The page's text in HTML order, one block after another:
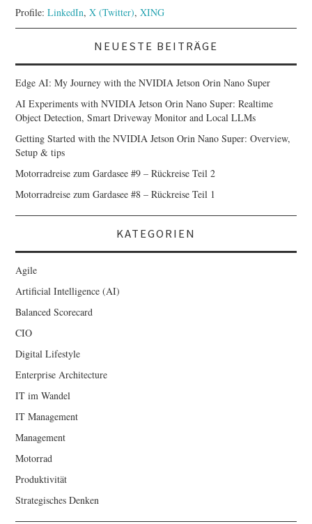
Profile:LinkedIn,X (Twitter),XING
NEUESTE BEITRÄGE
Edge AI: My Journey with the NVIDIA Jetson Orin Nano Super
AI Experiments with NVIDIA Jetson Orin Nano Super: Realtime
Object Detection, Smart Driveway Monitor and Local LLMs
Getting Started with the NVIDIA Jetson Orin Nano Super: Overview,
Setup & tips
Motorradreise zum Gardasee #9 – Rückreise Teil 2
Motorradreise zum Gardasee #8 – Rückreise Teil 1
KATEGORIEN
Agile
Artificial Intelligence (AI)
Balanced Scorecard
CIO
Digital Lifestyle
Enterprise Architecture
IT im Wandel
IT Management
Management
Motorrad
Produktivität
Strategisches Denken